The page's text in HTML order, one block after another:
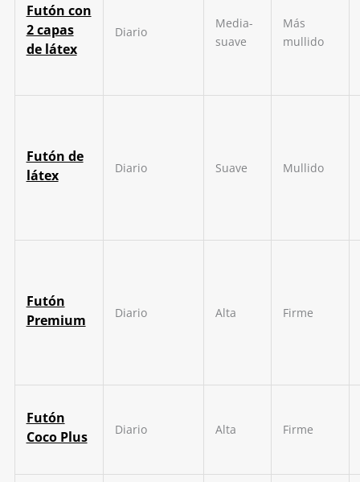
Futón con
2 capas
de látex
Diario
Media-
suave
Más
mullido
Futón de
látex
Diario Suave Mullido
Futón
Premium
Diario Alta Firme
Futón
Coco Plus
Diario Alta Firme